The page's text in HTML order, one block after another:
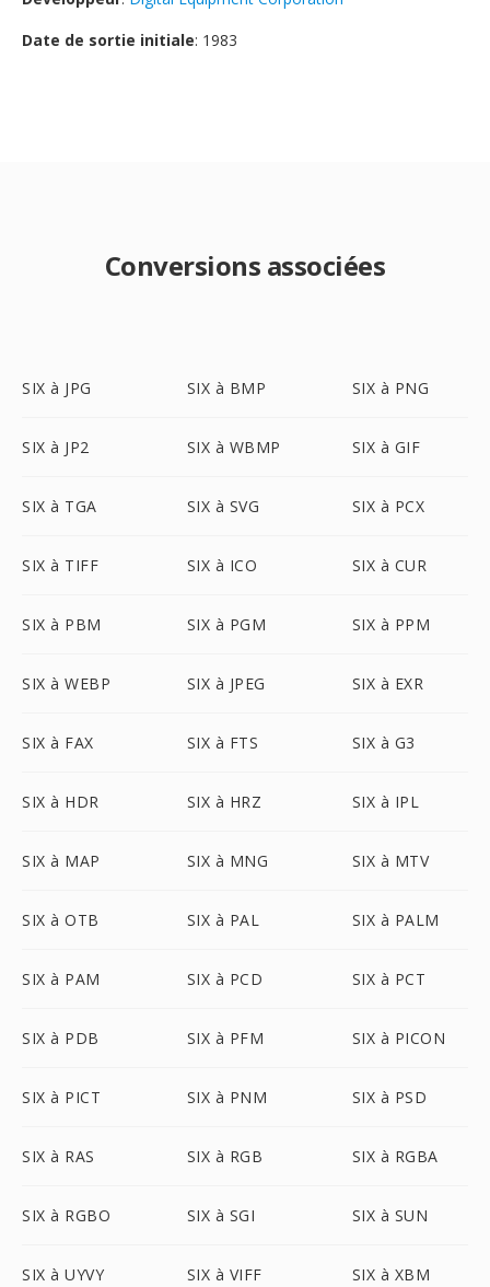
Date de sortie initiale: 1983
Conversions associées
SIX à JPG SIX à BMP SIX à PNG
SIX à JP2 SIX à WBMP SIX à GIF
SIX à TGA SIX à SVG SIX à PCX
SIX à TIFF SIX à ICO SIX à CUR
SIX à PBM SIX à PGM SIX à PPM
SIX à WEBP SIX à JPEG SIX à EXR
SIX à FAX SIX à FTS SIX à G3
SIX à HDR SIX à HRZ SIX à IPL
SIX à MAP SIX à MNG SIX à MTV
SIX à OTB SIX à PAL SIX à PALM
SIX à PAM SIX à PCD SIX à PCT
SIX à PDB SIX à PFM SIX à PICON
SIX à PICT SIX à PNM SIX à PSD
SIX à RAS SIX à RGB SIX à RGBA
SIX à RGBO SIX à SGI SIX à SUN
SIX à UYVY SIX à VIFF SIX à XBM